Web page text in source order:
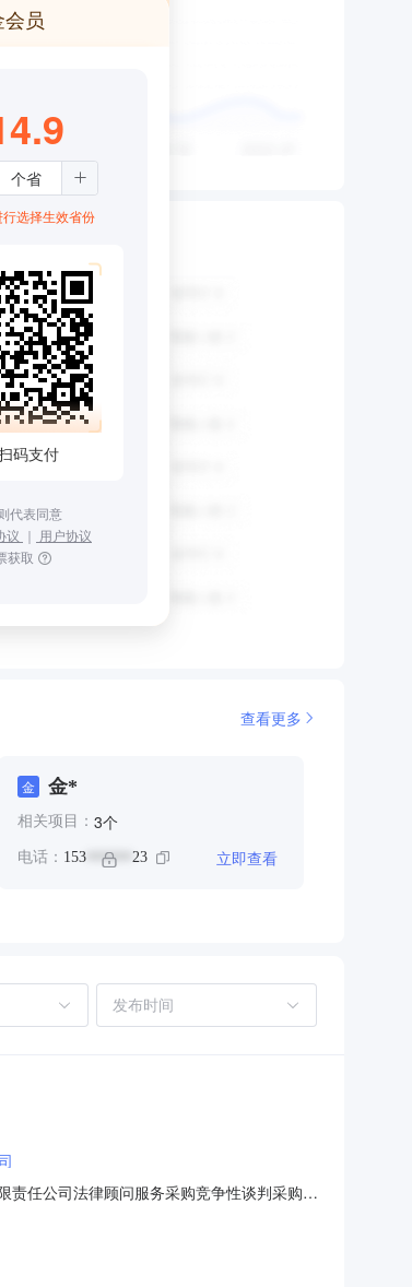
员
选择生效省份
码支付
代表同意
议 ｜ 用户协议
获取
查看更多
金 金*
相关项目： 3个
电话： 153****** 23 立即查看
责任公司法律顾问服务采购竞争性谈判采购公
目编号：SCQDCG(2025)L0362.项目名